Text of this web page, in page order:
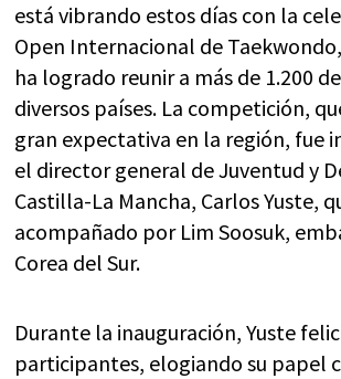
está vibrando estos días con la
Open Internacional de
ha logrado reunir a más de 1.200
diversos países. La competición,
gran expectativa en la región, fue
el director general de Juventud y
Castilla-La Mancha, Carlos Yuste,
acompañado por Lim Soosuk,
Corea del Sur.
Durante la inauguración, Yuste
participantes, elogiando su papel